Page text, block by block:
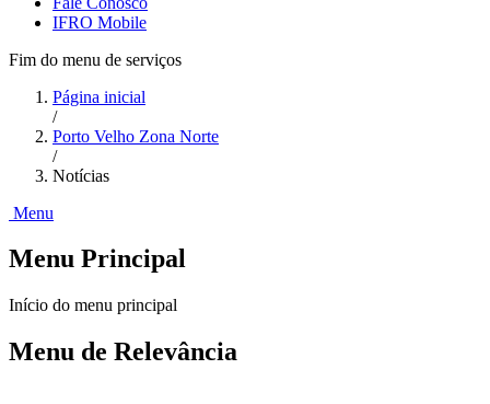
IFRO Mobile
Fim do menu de serviços
Página inicial
/
Porto Velho Zona Norte
/
Notícias
Menu
Menu Principal
Início do menu principal
Menu de Relevância